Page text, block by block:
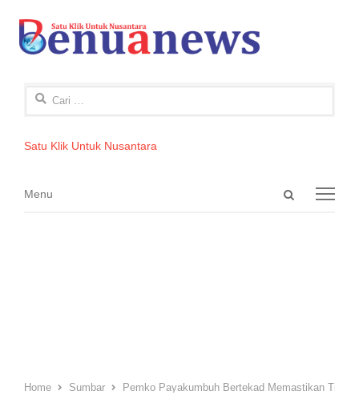
Cari
Satu Klik Untuk Nusantara
Open
Menu
Menu
Home Sumbar Pemko Payakumbuh Bertekad Memastikan